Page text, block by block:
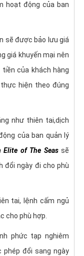
hoạt động của ban
sẽ được bảo lưu giá
giá khuyến mại nên
của khách hàng
hiện theo đúng
như thiên tai,dịch
của ban quản lý
Elite of The Seassẽ
đổi ngày đi cho phù
tai, lệnh cấm ngủ
cho phù hợp.
phức tạp nghiêm
đổi sang ngày